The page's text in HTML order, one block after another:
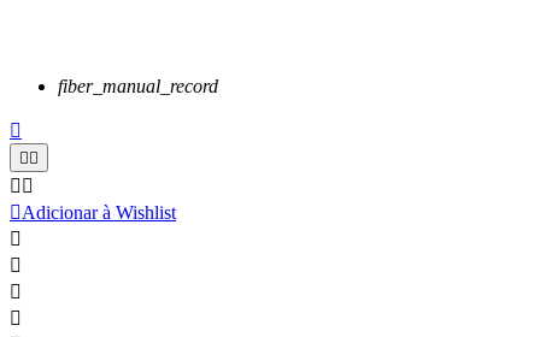
fiber_manual_record

 
 
Adicionar à Wishlist



